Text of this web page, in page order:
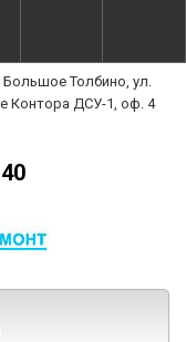
Толбино, ул.
Контора ДСУ-1, оф. 4